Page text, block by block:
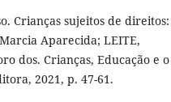
Crianças sujeitos de direitos:
Aparecida; LEITE,
dos. Crianças, Educação e o
2021, p. 47-61.